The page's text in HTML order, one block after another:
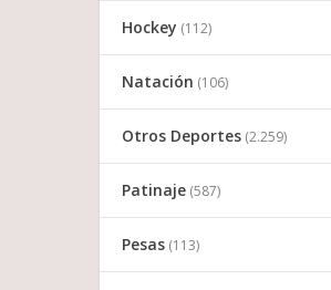
Hockey (112)
Natación (106)
Otros Deportes (2.259)
Patinaje (587)
Pesas (113)